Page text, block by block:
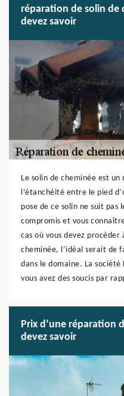
réparation de solin de
devez savoir
Le solin de cheminée est
l’étanchéité entre le pied
pose de ce solin ne suit
compromis et vous
cas où vous devez
cheminée, l’idéal serait de
dans le domaine. La société
vous avez des soucis par
Prix d’une réparation
devez savoir